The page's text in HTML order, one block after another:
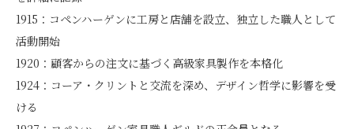
1915：コペンハーゲンに工房と店舗を設立、独立した職人として
活動開始
1920：顧客からの注文に基づく高級家具製作を本格化
1924：コーア・クリントと交流を深め、デザイン哲学に影響を受
ける